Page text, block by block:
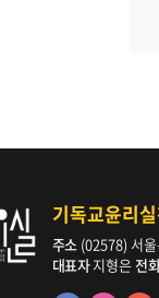
기독교윤리
주소(02578) 서울
대표자지형은 전